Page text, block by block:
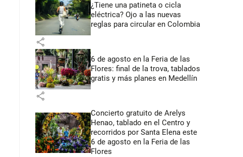
¿Tiene una patineta o cicla
eléctrica? Ojo a las nuevas
reglas para circular en Colombia
share
6 de agosto en la Feria de las
Flores: final de la trova, tablados
gratis y más planes en Medellín
share
Concierto gratuito de Arelys
Henao, tablado en el Centro y
recorridos por Santa Elena este
6 de agosto en la Feria de las
Flores